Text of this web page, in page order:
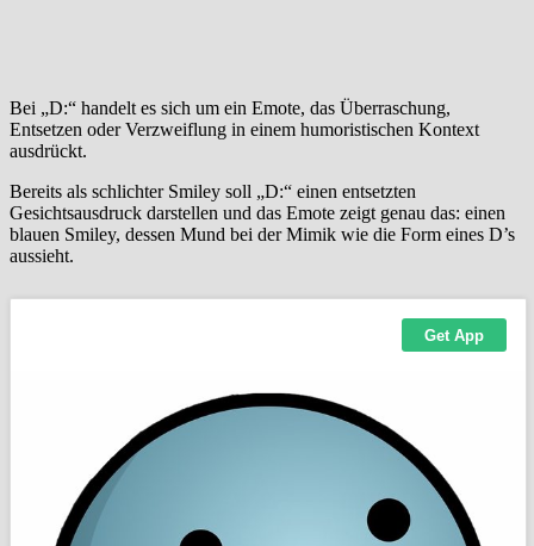
Bei „D:“ handelt es sich um ein Emote, das Überraschung,
Entsetzen oder Verzweiflung in einem humoristischen Kontext
ausdrückt.
Bereits als schlichter Smiley soll „D:“ einen entsetzten
Gesichtsausdruck darstellen und das Emote zeigt genau das: einen
blauen Smiley, dessen Mund bei der Mimik wie die Form eines D’s
aussieht.